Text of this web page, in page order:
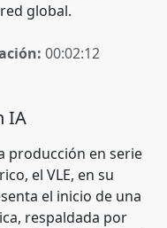
global.
00:02:12
IA
producción en serie
el VLE, en su
el inicio de una
respaldada por